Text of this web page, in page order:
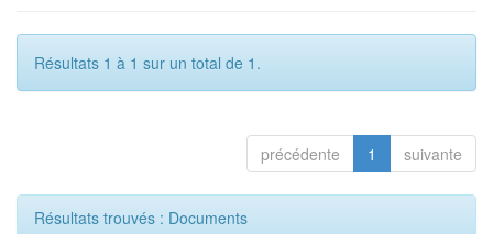
Résultats 1 à 1 sur un total de 1.
précédente 1 suivante
Résultats trouvés : Documents